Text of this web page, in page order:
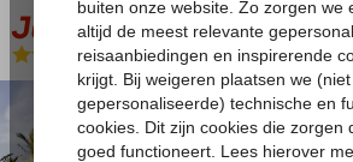
Jaz Makadi Saraya Palms
All Inclusive-Aparthotel